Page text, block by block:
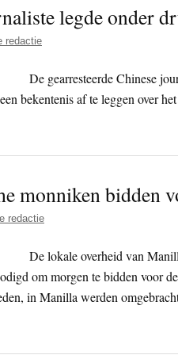
legde onder
redactie
De gearresteerde Chinese
bekentenis af te leggen over
monniken bidden
redactie
De lokale overheid van
om morgen te bidden voor
in Manilla werden